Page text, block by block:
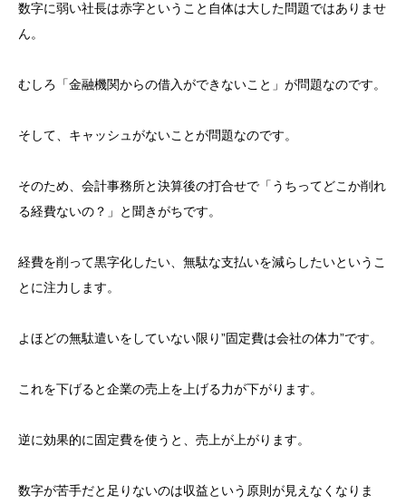
数字に弱い社長は赤字ということ自体は大した問題ではありませ
ん。
むしろ「金融機関からの借入ができないこと」が問題なのです。
そして、キャッシュがないことが問題なのです。
そのため、会計事務所と決算後の打合せで「うちってどこか削れ
る経費ないの？」と聞きがちです。
経費を削って黒字化したい、無駄な支払いを減らしたいというこ
とに注力します。
よほどの無駄遣いをしていない限り”固定費は会社の体力”です。
これを下げると企業の売上を上げる力が下がります。
逆に効果的に固定費を使うと、売上が上がります。
数字が苦手だと足りないのは収益という原則が見えなくなりま